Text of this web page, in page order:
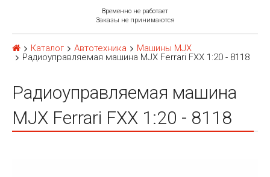
Временно не работает
Заказы не принимаются
Каталог Автотехника
Машины MJX
Радиоуправляемая машина MJX Ferrari FXX 1:20 - 8118
Радиоуправляемая машина
MJX Ferrari FXX 1:20 - 8118